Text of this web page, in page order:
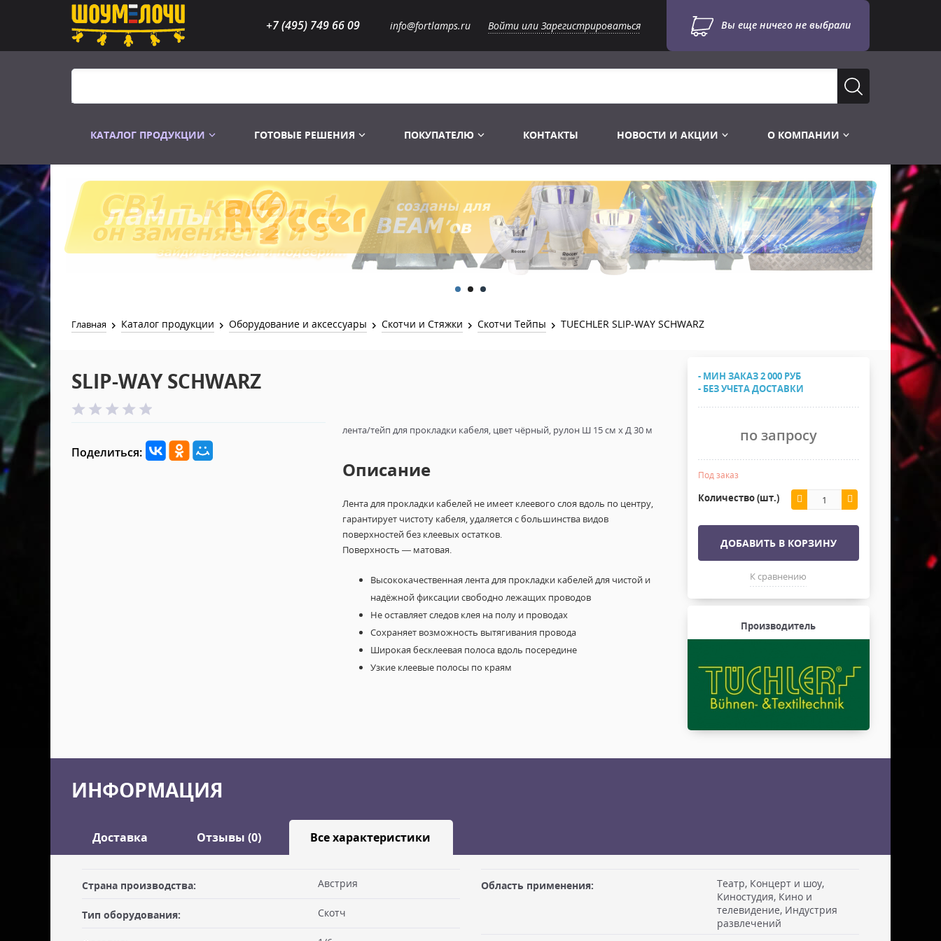
+7 (495) 749 66 09 info@fortlamps.ru Войти или Зарегистрироваться Вы еще ничего не выбрали
КАТАЛОГ ПРОДУКЦИИ
Распродажа
Лампы Винтаж Ретро Декор
Лампы галогенные 6-120 V
Лампы студийные 110-240 V
Лампы-фары PAR
Лампы для бассейна
Лампы газоразрядные
Лампы UV TUV HNS
Лампы видеопроекторные
Пускорегулирующая аппаратура
Распродажа
Перчатки
Сумки и подсумки
Инструменты
Готовые комплекты
Конструктор МИКРОСЦЕНА
Распродажа
Световое оборудование
Аксессуары для света
Звук и Видео
Лебёдки и Аксессуары
Фермы Штативы Стойки
Хомуты Кронштейны Страховка
Защитные чехлы и Кейсы
Распродажа
2х канальные модули
6и канальные модули
Лежачий полицейский ИДН
ГОТОВЫЕ РЕШЕНИЯ ПОКУПАТЕЛЮ КОНТАКТЫ НОВОСТИ И АКЦИИ О КОМПАНИИ
Главная Каталог продукции Оборудование и аксессуары Скотчи и Стяжки Скотчи Тейпы TUECHLER SLIP-WAY SCHWARZ
SLIP-WAY SCHWARZ
Поделиться:
лента/тейп для прокладки кабеля, цвет чёрный, рулон Ш 15 см х Д 30 м
Описание
Лента для прокладки кабелей не имеет клеевого слоя вдоль по центру,
гарантирует чистоту кабеля, удаляется с большинства видов
поверхностей без клеевых остатков.
Поверхность — матовая.
Высококачественная лента для прокладки кабелей для чистой и
надёжной фиксации свободно лежащих проводов
Не оставляет следов клея на полу и проводах
Сохраняет возможность вытягивания провода
Широкая бесклеевая полоса вдоль посередине
Узкие клеевые полосы по краям
- МИН ЗАКАЗ 2 000 РУБ
- БЕЗ УЧЕТА ДОСТАВКИ
по запросу
Под заказ
Количество (шт.)
ДОБАВИТЬ В КОРЗИНУ
К сравнению
Производитель
ИНФОРМАЦИЯ
Доставка Отзывы (0) Все характеристики
ДОСТАВКА
Самовывоз из офиса
габаритами не более 100х50х50 см. Стоимость доставки включаем в товар.
Оставить отзыв
Ваше имя
Страна производства: Австрия Область применения:
Театр, Концерт и шоу,
Киностудия, Кино и
телевидение, Индустрия
развлечений
Тип оборудования: Скотч